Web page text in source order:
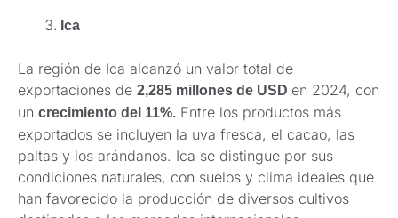
Ica
La región de Ica alcanzó un valor total de
exportaciones de 2,285 millones de USD en 2024, con
un crecimiento del 11%. Entre los productos más
exportados se incluyen la uva fresca, el cacao, las
paltas y los arándanos. Ica se distingue por sus
condiciones naturales, con suelos y clima ideales que
han favorecido la producción de diversos cultivos